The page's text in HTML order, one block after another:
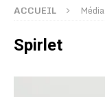
ACCUEIL Média
Spirlet